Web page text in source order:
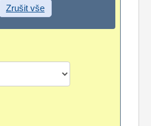
Zrušit vše